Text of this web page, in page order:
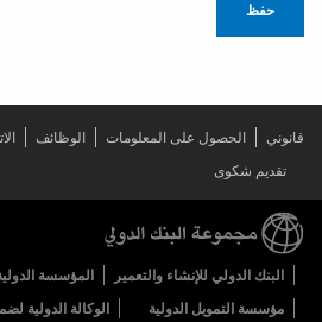
حفظ
قانوني الحصول على المعلومات الوظائف
تقديم شكوى
البنك الدولي للإنشاء والتعمير
المؤسسة
مؤسسة التمويل الدولية
الوكالة الدولية